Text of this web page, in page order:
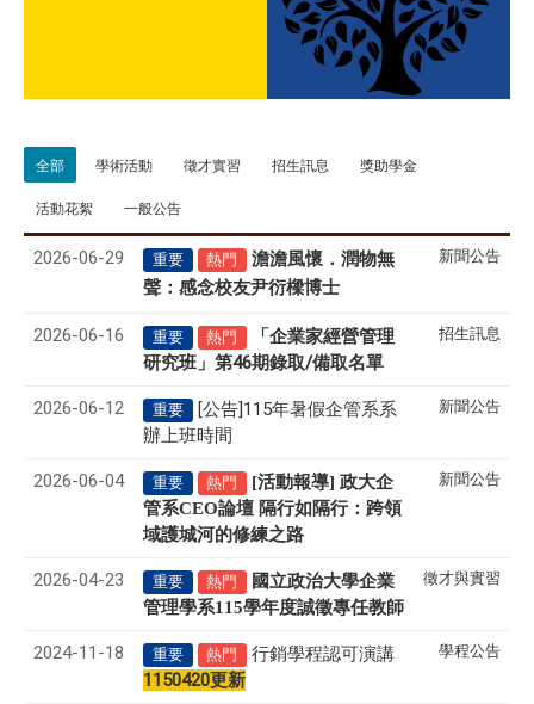
全部 學術活動 徵才實習 招生訊息 獎助學金
活動花絮 一般公告
2026-06-29 重要 熱門
澹澹風懷．潤物無
聲 ： 感念校友尹衍樑博士
新聞公告
2026-06-16 重要 熱門
「企業家經營管理
研究班」第46期錄取/備取名單
招生訊息
2026-06-12 重要
[公告]115年暑假企管系系
辦上班時間
新聞公告
2026-06-04 重要 熱門
[活動報導] 政大企
管系CEO論壇 隔行如隔行：跨領
域護城河的修練之路
新聞公告
2026-04-23 重要 熱門
國立政治大學企業
管理學系115學年度誠徵專任教師
徵才與實習
2024-11-18 重要 熱門
行銷學程認可演講
1150420更新
學程公告